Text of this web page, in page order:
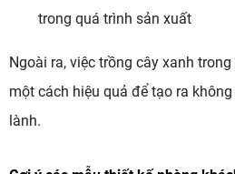
trong quá trình sản xuất
Ngoài ra, việc trồng cây xanh
một cách hiệu quả để tạo ra
lành.